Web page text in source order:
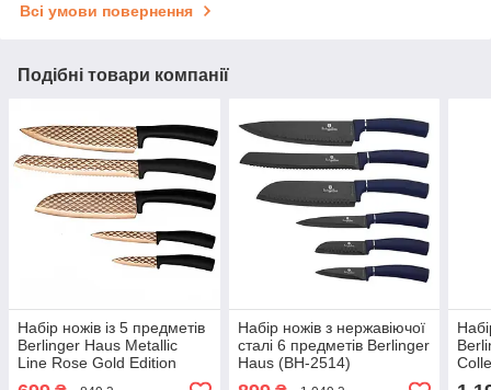
Всі умови повернення
Подібні товари компанії
Набір ножів із 5 предметів
Berlinger Haus Metallic
Line Rose Gold Edition
(BH-2612)
Набір ножів з нержавіючої
сталі 6 предметів Berlinger
Haus (BH-2514)